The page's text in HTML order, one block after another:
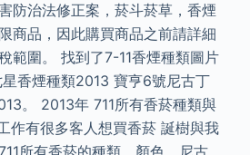
防治法修正案，菸斗菸草，香煙
商品，因此購買商品之前請詳細
範圍。 找到了7-11香煙種類圖片
香煙種類2013 寶亨6號尼古丁
。 2013年 711所有香菸種類與
作有很多客人想買香菸 誕樹與我